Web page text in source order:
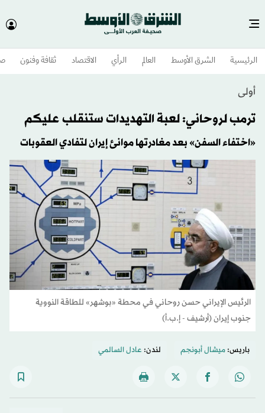
الرئيسية الشرق الأوسط​ العالم الرأي الاقتصاد ثقافة وفنون
أولى
ترمب لروحاني: لعبة التهديدات ستنقلب عليكم
«اختفاء السفن» بعد مغادرتها موانئ إيران لتفادي العقوبات
الرئيس الإيراني حسن روحاني في محطة «بوشهر» للطاقة النووية
جنوب إيران (أرشيف - إ.ب.أ)
باريس:ميشال أبونجم لندن: عادل السالمي